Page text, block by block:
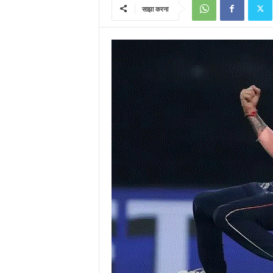
साझा करना